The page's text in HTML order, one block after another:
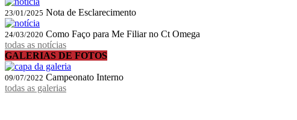
23/01/2025 Nota de Esclarecimento
24/03/2020 Como Faço para Me Filiar no Ct Omega
todas as notícias
GALERIAS DE FOTOS
09/07/2022 Campeonato Interno
todas as galerias